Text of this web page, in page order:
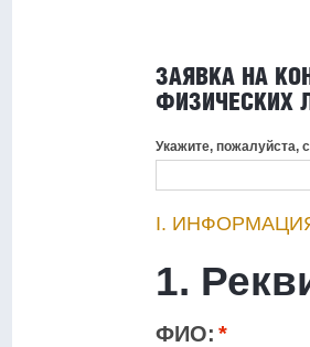
ЗАЯВКА НА
ФИЗИЧЕСКИХ
Укажите, пожалуйста,
I.
1.
ФИО: *